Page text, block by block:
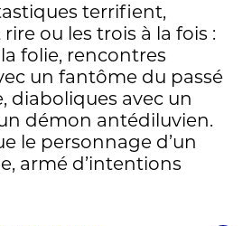
terrifient,
ou les trois à la fois :
folie, rencontres
un fantôme du passé
diaboliques avec un
démon antédiluvien.
le personnage d’un
armé d’intentions